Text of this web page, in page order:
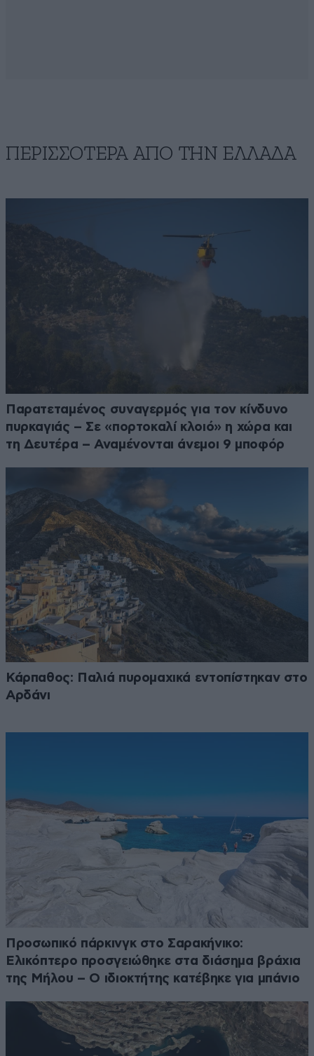
ΠΕΡΙΣΣΟΤΕΡΑ ΑΠΟ ΤΗΝ ΕΛΛΑΔΑ
Παρατεταμένος συναγερμός για τον κίνδυνο
πυρκαγιάς – Σε «πορτοκαλί κλοιό» η χώρα και
τη Δευτέρα – Αναμένονται άνεμοι 9 μποφόρ
Κάρπαθος: Παλιά πυρομαχικά εντοπίστηκαν στο
Αρδάνι
Προσωπικό πάρκινγκ στο Σαρακήνικο:
Ελικόπτερο προσγειώθηκε στα διάσημα βράχια
της Μήλου – Ο ιδιοκτήτης κατέβηκε για μπάνιο